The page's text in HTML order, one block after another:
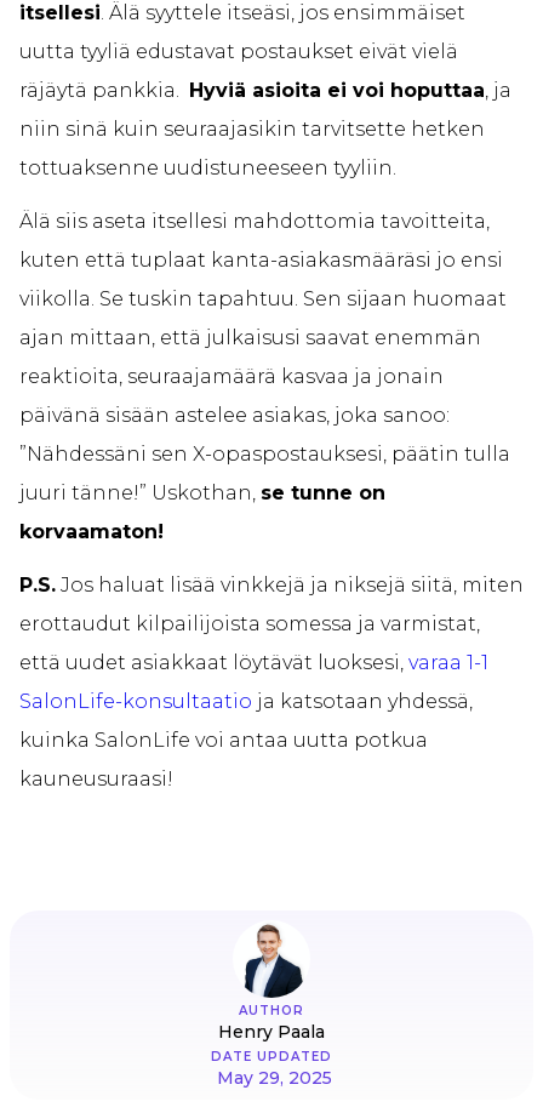
itsellesi. Älä syyttele itseäsi, jos ensimmäiset
uutta tyyliä edustavat postaukset eivät vielä
räjäytä pankkia.
Hyviä asioita ei voi hoputtaa, ja
niin sinä kuin seuraajasikin tarvitsette hetken
tottuaksenne uudistuneeseen tyyliin.
Älä siis aseta itsellesi mahdottomia tavoitteita,
kuten että tuplaat kanta-asiakasmääräsi jo ensi
viikolla. Se tuskin tapahtuu. Sen sijaan huomaat
ajan mittaan, että julkaisusi saavat enemmän
reaktioita, seuraajamäärä kasvaa ja jonain
päivänä sisään astelee asiakas, joka sanoo:
”Nähdessäni sen X-opaspostauksesi, päätin tulla
juuri tänne!” Uskothan, se tunne on
korvaamaton!
P.S. Jos haluat lisää vinkkejä ja niksejä siitä, miten
erottaudut kilpailijoista somessa ja varmistat,
että uudet asiakkaat löytävät luoksesi, varaa 1-1
SalonLife-konsultaatio ja katsotaan yhdessä,
kuinka SalonLife voi antaa uutta potkua
kauneusuraasi!
AUTHOR
Henry Paala
DATE UPDATED
May 29, 2025